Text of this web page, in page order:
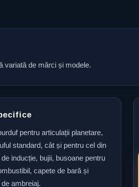
variată de mărci și modele.
pentru articulații planetare,
standard, cât și pentru cel din
inducție, bujii, busoane pentru
capete de bară și
ambreiaj.